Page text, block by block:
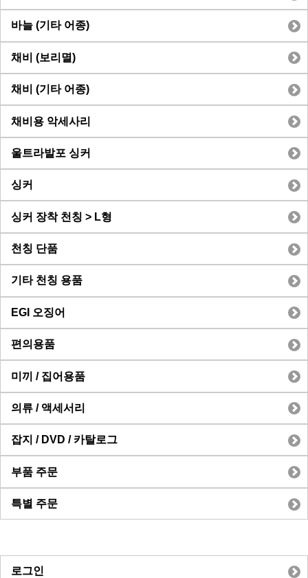
바늘 (기타 어종)
채비 (보리멸)
채비 (기타 어종)
채비용 악세사리
울트라발포 싱커
싱커
싱커 장착 천칭 > L형
천칭 단품
기타 천칭 용품
EGI 오징어
편의용품
미끼 / 집어용품
의류 / 액세서리
잡지 / DVD / 카탈로그
부품 주문
특별 주문
로그인